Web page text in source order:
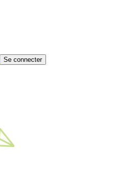
Se connecter